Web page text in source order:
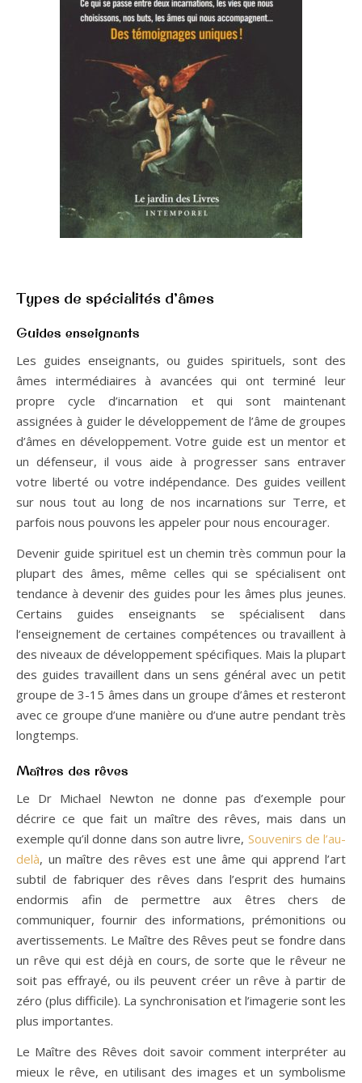
Types de spécialités d’âmes
Guides enseignants
Les guides enseignants, ou guides spirituels, sont des
âmes intermédiaires à avancées qui ont terminé leur
propre cycle d’incarnation et qui sont maintenant
assignées à guider le développement de l’âme de groupes
d’âmes en développement. Votre guide est un mentor et
un défenseur, il vous aide à progresser sans entraver
votre liberté ou votre indépendance. Des guides veillent
sur nous tout au long de nos incarnations sur Terre, et
parfois nous pouvons les appeler pour nous encourager.
Devenir guide spirituel est un chemin très commun pour la
plupart des âmes, même celles qui se spécialisent ont
tendance à devenir des guides pour les âmes plus jeunes.
Certains guides enseignants se spécialisent dans
l’enseignement de certaines compétences ou travaillent à
des niveaux de développement spécifiques. Mais la plupart
des guides travaillent dans un sens général avec un petit
groupe de 3-15 âmes dans un groupe d’âmes et resteront
avec ce groupe d’une manière ou d’une autre pendant très
longtemps.
Maîtres des rêves
Le Dr Michael Newton ne donne pas d’exemple pour
décrire ce que fait un maître des rêves, mais dans un
exemple qu’il donne dans son autre livre, Souvenirs de l’au-
delà, un maître des rêves est une âme qui apprend l’art
subtil de fabriquer des rêves dans l’esprit des humains
endormis afin de permettre aux êtres chers de
communiquer, fournir des informations, prémonitions ou
avertissements. Le Maître des Rêves peut se fondre dans
un rêve qui est déjà en cours, de sorte que le rêveur ne
soit pas effrayé, ou ils peuvent créer un rêve à partir de
zéro (plus difficile). La synchronisation et l’imagerie sont les
plus importantes.
Le Maître des Rêves doit savoir comment interpréter au
mieux le rêve, en utilisant des images et un symbolisme